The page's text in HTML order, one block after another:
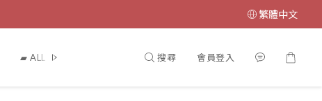
繁體中文
▰ ALL 熱銷商品 ▰ ▰ New Arrivals 新品上架 ▰ ▰隱藏版衣>手
搜尋 會員登入